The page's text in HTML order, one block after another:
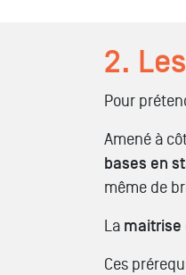
2.
Pour
Amené à
bases en
même de
La maitrise
Ces